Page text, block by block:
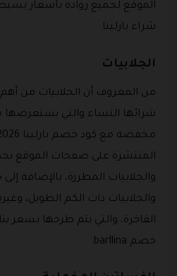
الموقع لجميع رواده بأسعار
شراء بارلينا.
الجلابيات
من المعروف أن الجلابيات من أهم
شرائها النساء والتي يستعرضها
المنتشرة على صفحات الموقع نجد
والجلابيات المطرزة، بالإضافة
والجلابيات ذات الكم الطويل،
الفاخرة، والتي يتم طرحها بسعر
خصم barllina.